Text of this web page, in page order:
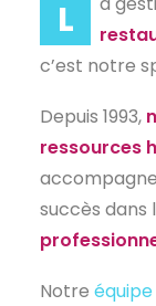
L
c’est notre
Depuis 1993,
ressources
succès dans
Notre